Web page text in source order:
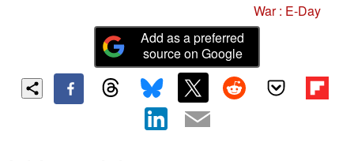
War : E-Day
Add as a preferred
source on Google